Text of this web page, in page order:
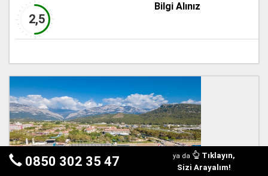
2,5
Bilgi Alınız
0850 302 35 47 ya da
Tıklayın,
Sizi Arayalım!